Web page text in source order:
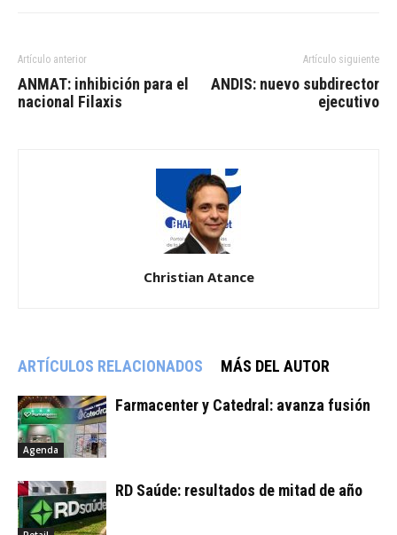
Artículo anterior
ANMAT: inhibición para el
nacional Filaxis
Artículo siguiente
ANDIS: nuevo subdirector
ejecutivo
Christian Atance
ARTÍCULOS RELACIONADOS MÁS DEL AUTOR
Agenda
Farmacenter y Catedral: avanza fusión
RD Saúde: resultados de mitad de año